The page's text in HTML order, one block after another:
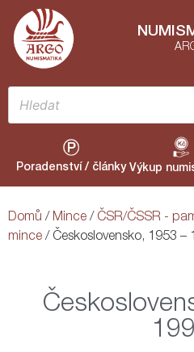
Poradenství / články Výkup
Domů / Mince / ČSR/ČSSR -
mince / Československo, 1953 –